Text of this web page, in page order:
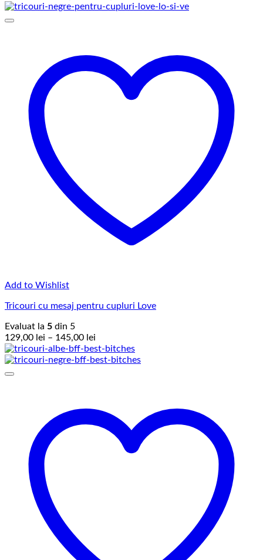
prețuri:
Add to Wishlist
Tricouri cu mesaj pentru cupluri Love
Evaluat la 5 din 5
129,00 lei – 145,00 lei
de
prețuri: